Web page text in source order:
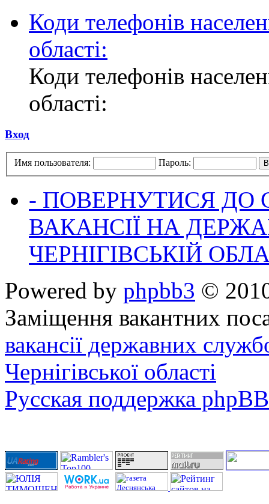
Коди телефонів
області:
Коди телефонів
області:
Вход
Имя пользователя: Пароль:
- ПОВЕРНУТИСЯ ДО
ВАКАНСІЇ НА
ЧЕРНІГІВСЬКІЙ
Powered by phpbb3 ©
Заміщення вакантних
вакансії державних
Чернігівської області
Русская поддержка phpBB